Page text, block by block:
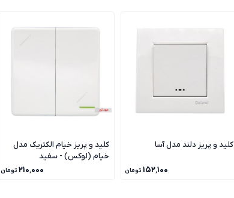
کلید و پریز دلند مدل آسا
۱۵۲٬۱۰۰ تومان
کلید و پریز خیام الکتریک مدل
خیام (لوکس) - سفید
۲۱۰٬۰۰۰ تومان